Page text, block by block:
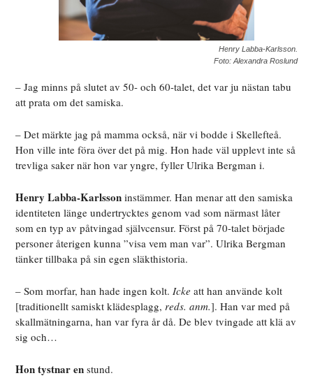
Henry Labba-Karlsson.
Foto: Alexandra Roslund
– Jag minns på slutet av 50- och 60-talet, det var ju nästan tabu
att prata om det samiska.
– Det märkte jag på mamma också, när vi bodde i Skellefteå.
Hon ville inte föra över det på mig. Hon hade väl upplevt inte så
trevliga saker när hon var yngre, fyller Ulrika Bergman i.
Henry Labba-Karlssoninstämmer. Han menar att den samiska
identiteten länge undertrycktes genom vad som närmast låter
som en typ av påtvingad självcensur. Först på 70-talet började
personer återigen kunna ”visa vem man var”. Ulrika Bergman
tänker tillbaka på sin egen släkthistoria.
– Som morfar, han hade ingen kolt.Icke att han använde kolt
[traditionellt samiskt klädesplagg,reds. anm.]. Han var med på
skallmätningarna, han var fyra år då. De blev tvingade att klä av
sig och…
Hon tystnar en stund.